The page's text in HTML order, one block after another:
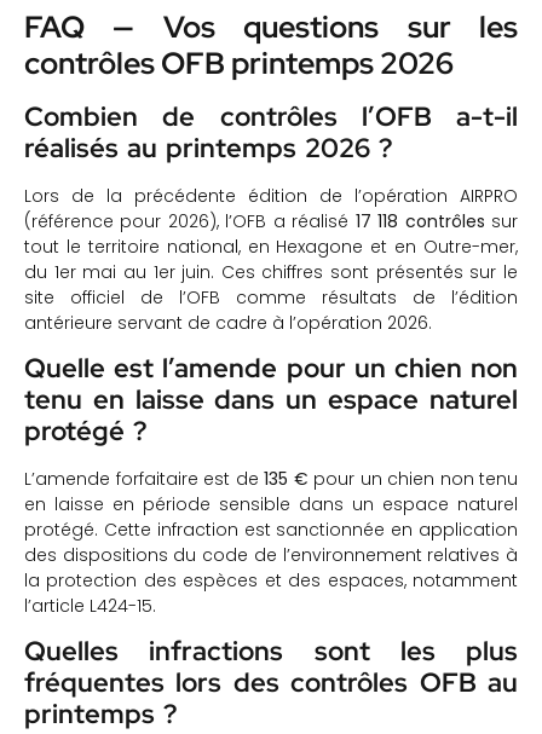
FAQ — Vos questions sur les
contrôles OFB printemps 2026
Combien de contrôles l’OFB a-t-il
réalisés au printemps 2026 ?
Lors de la précédente édition de l’opération AIRPRO
(référence pour 2026), l’OFB a réalisé 17 118 contrôles sur
tout le territoire national, en Hexagone et en Outre-mer,
du 1er mai au 1er juin. Ces chiffres sont présentés sur le
site officiel de l’OFB comme résultats de l’édition
antérieure servant de cadre à l’opération 2026.
Quelle est l’amende pour un chien non
tenu en laisse dans un espace naturel
protégé ?
L’amende forfaitaire est de 135 € pour un chien non tenu
en laisse en période sensible dans un espace naturel
protégé. Cette infraction est sanctionnée en application
des dispositions du code de l’environnement relatives à
la protection des espèces et des espaces, notamment
l’article L424-15.
Quelles infractions sont les plus
fréquentes lors des contrôles OFB au
printemps ?